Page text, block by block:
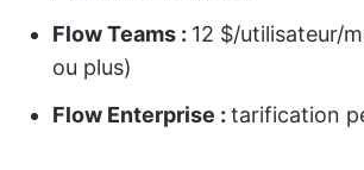
Flow Teams : 12 $/utilisateur/
ou plus)
Flow Enterprise : tarification